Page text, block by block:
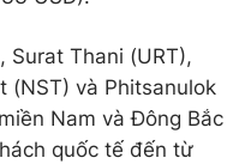
Thani (URT),
(NST) và Phitsanulok
Nam và Đông Bắc
quốc tế đến từ